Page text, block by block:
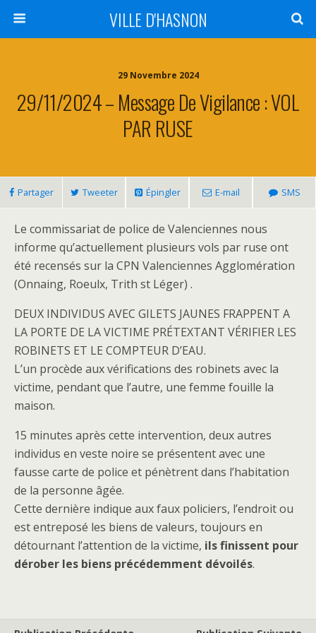
VILLE D'HASNON
29 Novembre 2024
29/11/2024 – Message De Vigilance : VOL
PAR RUSE
Partager Tweeter Épingler E-mail SMS
Le commissariat de police de Valenciennes nous
informe qu’actuellement plusieurs vols par ruse ont
été recensés sur la CPN Valenciennes Agglomération
(Onnaing, Roeulx, Trith st Léger) .
DEUX INDIVIDUS AVEC GILETS JAUNES FRAPPENT A
LA PORTE DE LA VICTIME PRÉTEXTANT VÉRIFIER LES
ROBINETS ET LE COMPTEUR D’EAU.
L’un procède aux vérifications des robinets avec la
victime, pendant que l’autre, une femme fouille la
maison.
15 minutes après cette intervention, deux autres
individus en veste noire se présentent avec une
fausse carte de police et pénètrent dans l’habitation
de la personne âgée.
Cette dernière indique aux faux policiers, l’endroit ou
est entreposé les biens de valeurs, toujours en
détournant l’attention de la victime, ils finissent pour
dérober les biens précédemment dévoilés.